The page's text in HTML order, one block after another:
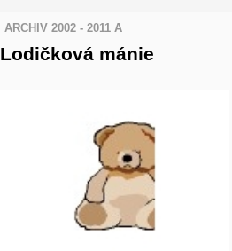
ARCHIV 2002 - 2011 A
Lodičková mánie